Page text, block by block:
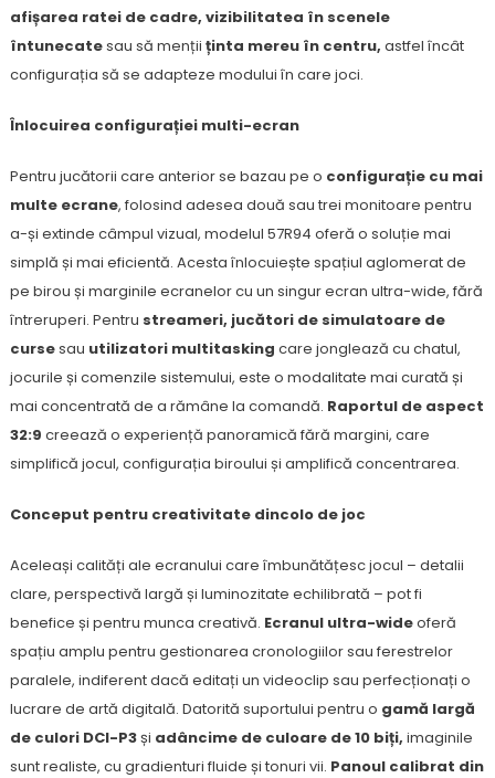
afișarea ratei de cadre, vizibilitatea în scenele
întunecatesau să menții ținta mereu în centru, astfel încât
configurația să se adapteze modului în care joci.
Înlocuirea configurației multi-ecran
Pentru jucătorii care anterior se bazau pe o configurație cu mai
multe ecrane, folosind adesea două sau trei monitoare pentru
a-și extinde câmpul vizual, modelul 57R94 oferă o soluție mai
simplă și mai eficientă. Acesta înlocuiește spațiul aglomerat de
pe birou și marginile ecranelor cu un singur ecran ultra-wide, fără
întreruperi. Pentru streameri, jucători de simulatoare de
cursesau utilizatori multitasking care jonglează cu chatul,
jocurile și comenzile sistemului, este o modalitate mai curată și
mai concentrată de a rămâne la comandă. Raportul de aspect
32:9 creează o experiență panoramică fără margini, care
simplifică jocul, configurația biroului și amplifică concentrarea.
Conceput pentru creativitate dincolo de joc
Aceleași calități ale ecranului care îmbunătățesc jocul – detalii
clare, perspectivă largă și luminozitate echilibrată – pot fi
benefice și pentru munca creativă. Ecranul ultra-wideoferă
spațiu amplu pentru gestionarea cronologiilor sau ferestrelor
paralele, indiferent dacă editați un videoclip sau perfecționați o
lucrare de artă digitală. Datorită suportului pentru o gamă largă
de culori DCI-P3și adâncime de culoare de 10 biți, imaginile
sunt realiste, cu gradienturi fluide și tonuri vii. Panoul calibrat din